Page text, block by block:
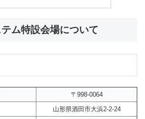
ム特設会場について
〒998-0064
山形県酒田市大浜2-2-24